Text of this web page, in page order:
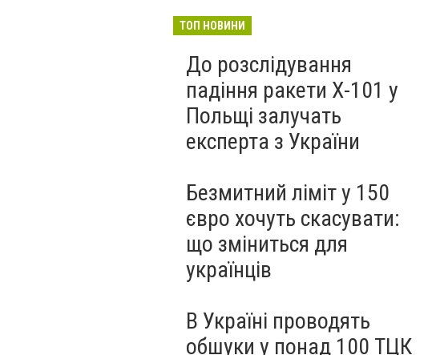
ТОП НОВИНИ
До розслідування
падіння ракети Х-101 у
Польщі залучать
експерта з України
Безмитний ліміт у 150
євро хочуть скасувати:
що зміниться для
українців
В Україні проводять
обшуки у понад 100 ТЦК